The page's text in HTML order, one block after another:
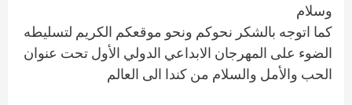
وسلام
كما اتوجه بالشكر نحوكم ونحو موقعكم الكريم لتسليطه
الضوء على المهرجان الابداعي الدولي الأول تحت عنوان
الحب والأمل والسلام من كندا الى العالم